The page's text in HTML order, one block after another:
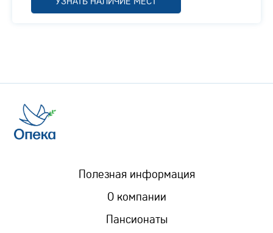
Пансионаты
Полезная информация
О компании